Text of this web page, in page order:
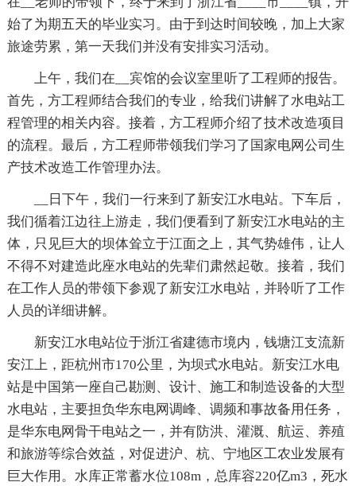
始了为期五天的毕业实习。由于到达时间较晚，加上大家
旅途劳累，第一天我们并没有安排实习活动。
上午，我们在__宾馆的会议室里听了工程师的报告。
首先，方工程师结合我们的专业，给我们讲解了水电站工
程管理的相关内容。接着，方工程师介绍了技术改造项目
的流程。最后，方工程师带领我们学习了国家电网公司生
产技术改造工作管理办法。
__日下午，我们一行来到了新安江水电站。下车后，
我们循着江边往上游走，我们便看到了新安江水电站的主
体，只见巨大的坝体耸立于江面之上，其气势雄伟，让人
不得不对建造此座水电站的先辈们肃然起敬。接着，我们
在工作人员的带领下参观了新安江水电站，并聆听了工作
人员的详细讲解。
新安江水电站位于浙江省建德市境内，钱塘江支流新
安江上，距杭州市170公里，为坝式水电站。新安江水电
站是中国第一座自己勘测、设计、施工和制造设备的大型
水电站，主要担负华东电网调峰、调频和事故备用任务，
是华东电网骨干电站之一，并有防洪、灌溉、航运、养殖
和旅游等综合效益，对促进沪、杭、宁地区工农业发展有
巨大作用。水库正常蓄水位108m，总库容220亿m3，死水